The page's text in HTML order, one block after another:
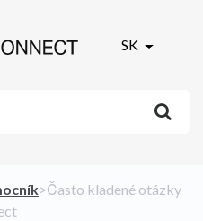
SK
​>​ Často kladené otázky